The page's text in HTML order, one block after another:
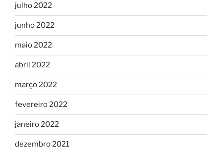
julho 2022
junho 2022
maio 2022
abril 2022
março 2022
fevereiro 2022
janeiro 2022
dezembro 2021